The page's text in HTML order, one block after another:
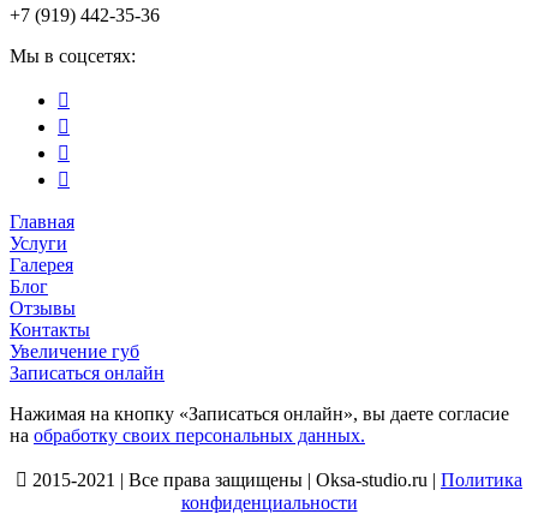
+7 (919) 442-35-36
Мы в соцсетях:




Главная
Услуги
Галерея
Блог
Отзывы
Контакты
Увеличение губ
Записаться онлайн
Нажимая на кнопку «Записаться онлайн», вы даете согласие
на обработку своих персональных данных.
 2015-2021 | Все права защищены | Oksa-studio.ru | Политика
конфиденциальности